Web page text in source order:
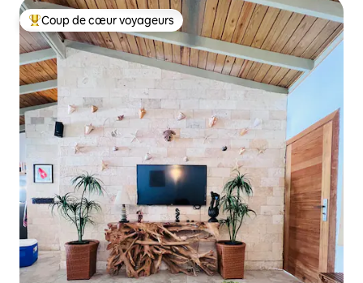
Coups de cœur voyageurs les plus appréciés
Coup de cœur voyageurs